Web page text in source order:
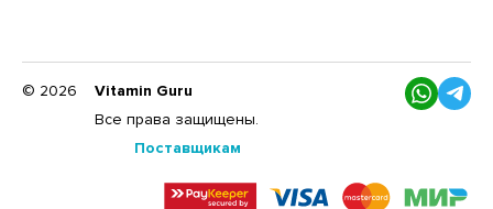
© 2026
Vitamin Guru
Все права защищены.
Поставщикам